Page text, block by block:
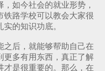
花技师学院推荐｜铁
技师学院推荐｜铁
花技师学院推荐｜计
如今社会的就业形势，
铁路学校可以教会大家很
的知识功底。
后，就能够帮助自己在
更多有用东西，真正了解
才是很重要的。那么，在